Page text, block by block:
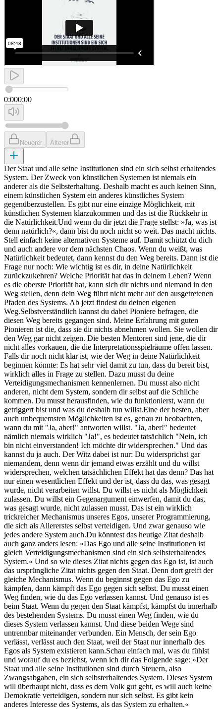
0:000:00
Neuerer Älterer
Der Staat und alle seine Institutionen sind ein sich selbst erhaltendes
System. Der Zweck von künstlichen Systemen ist niemals ein
anderer als die Selbsterhaltung. Deshalb macht es auch keinen Sinn,
einem künstlichen System ein anderes künstliches System
gegenüberzustellen. Es gibt nur eine einzige Möglichkeit, mit
künstlichen Systemen klarzukommen und das ist die Rückkehr in
die Natürlichkeit.Und wenn du dir jetzt die Frage stellst: »Ja, was ist
denn natürlich?«, dann bist du noch nicht so weit. Das macht nichts.
Stell einfach keine alternativen Systeme auf. Damit schützt du dich
und auch andere vor dem nächsten Chaos. Wenn du weißt, was
Natürlichkeit bedeutet, dann kennst du den Weg bereits. Dann ist die
Frage nur noch: Wie wichtig ist es dir, in deine Natürlichkeit
zurückzukehren? Welche Priorität hat das in deinem Leben? Wenn
es die oberste Priorität hat, kann sich dir nichts und niemand in den
Weg stellen, denn dein Weg führt nicht mehr auf den ausgetretenen
Pfaden des Systems. Ab jetzt findest du deinen eigenen
Weg.Selbstverständlich kannst du dabei Pioniere befragen, die
diesen Weg bereits gegangen sind. Meine Erfahrung mit guten
Pionieren ist die, dass sie dir nichts abnehmen wollen. Sie wollen dir
den Weg gar nicht zeigen. Die besten Mentoren sind jene, die dir
nicht alles vorkauen, die die Interpretationsspielräume offen lassen.
Falls dir noch nicht klar ist, wie der Weg in deine Natürlichkeit
beginnen könnte: Es hat sehr viel damit zu tun, dass du bereit bist,
wirklich alles in Frage zu stellen. Dazu musst du deine
Verteidigungsmechanismen kennenlernen. Du musst also nicht
anderen, nicht dem System, sondern dir selbst auf die Schliche
kommen. Du musst herausfinden, wie du funktionierst, wann du
getriggert bist und was du deshalb tun willst.Eine der besten, aber
auch unbequemsten Möglichkeiten ist es, genau zu beobachten,
wann du mit "Ja, aber!" antworten willst. "Ja, aber!" bedeutet
nämlich niemals wirklich "Ja!", es bedeutet tatsächlich "Nein, ich
bin nicht einverstanden! Ich möchte dir widersprechen." Und das
kannst du ja auch. Der Witz dabei ist nur: Du widersprichst gar
niemandem, denn wenn dir jemand etwas erzählt und du willst
widersprechen, welchen tatsächlichen Effekt hat das denn? Das hat
nur einen wesentlichen Effekt und der ist, dass du das, was gesagt
wurde, nicht verarbeiten willst. Du willst es nicht als Möglichkeit
zulassen. Du willst ein Gegenargument einwerfen, damit du das,
was gesagt wurde, nicht zulassen musst. Das ist ein wirklich
trickreicher Mechanismus unseres Egos, unserer Programmierung,
die sich als Allererstes selbst verteidigen. Und zwar genauso wie
jedes andere System auch.Du könntest das heutige Zitat deshalb
auch ganz anders lesen: »Das Ego und alle seine Institutionen ist
gleich Verteidigungsmechanismen sind ein sich selbsterhaltendes
System.« Und so wie dieses Zitat nichts gegen das Ego ist, ist auch
das ursprüngliche Zitat nichts gegen den Staat. Denn dort greift der
gleiche Mechanismus. Wenn du beginnst gegen das Ego zu
kämpfen, dann kämpft das Ego gegen sich selbst. Du musst einen
Weg finden, wie du das Ego verlassen kannst. Und genauso ist es
beim Staat. Wenn du gegen den Staat kämpfst, kämpfst du innerhalb
des bestehenden Systems. Du musst einen Weg finden, wie du
dieses System verlassen kannst. Und diese beiden Wege sind
untrennbar miteinander verbunden. Ein Mensch, der sein Ego
verlässt, verlässt auch den Staat, weil der Staat nur innerhalb des
Egos als System existieren kann.Schau einfach mal, was du fühlst
und worauf du es beziehst, wenn ich dir das Folgende sage: »Der
Staat und alle seine Institutionen sind durch Steuern, also
Zwangsabgaben, ein sich selbsterhaltendes System. Dieses System
will überhaupt nicht, dass es dem Volk gut geht, es will auch keine
Demokratie verteidigen, sondern nur sich selbst. Es gibt kein
anderes Interesse des Systems, als das System zu erhalten.«